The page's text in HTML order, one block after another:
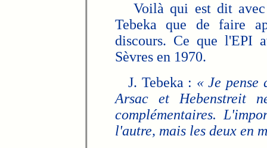
Voilà qui est dit avec
Tebeka que de faire
discours. Ce que l'EPI
Sèvres en 1970.
J. Tebeka : « Je pense
Arsac et Hebenstreit
complémentaires.
l'autre, mais les deux en